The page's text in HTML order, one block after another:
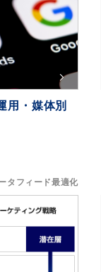
用・媒体別
タフィード最適化